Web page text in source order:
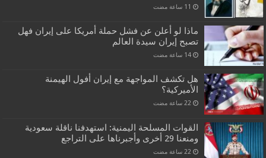
ماذا لو أعلن عن فشل حملة أمريكا على إيران فهل
تصبح إيران سيدة العالم
‏14 ساعة مضت
هل تكشف المواجهة مع إيران أفول الهيمنة
الأميركية؟
‏22 ساعة مضت
القوات المسلحة اليمنية: استهدفنا ناقلة سعودية
ومنعنا 29 أخرى وأجبرناها على التراجع